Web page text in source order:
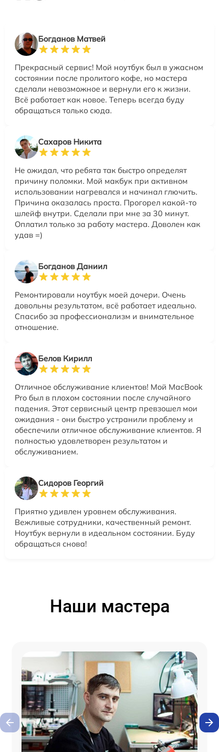
Богданов Матвей
Прекрасный сервис! Мой ноутбук был в ужасном
состоянии после пролитого кофе, но мастера
сделали невозможное и вернули его к жизни.
Всё работает как новое. Теперь всегда буду
обращаться только сюда.
Сахаров Никита
Не ожидал, что ребята так быстро определят
причину поломки. Мой макбук при активном
использовании нагревался и начинал глючить.
Причина оказалась проста. Прогорел какой-то
шлейф внутри. Сделали при мне за 30 минут.
Оплатил только за работу мастера. Доволен как
удав =)
Богданов Даниил
Ремонтировали ноутбук моей дочери. Очень
довольны результатом, всё работает идеально.
Спасибо за профессионализм и внимательное
отношение.
Белов Кирилл
Отличное обслуживание клиентов! Мой MacBook
Pro был в плохом состоянии после случайного
падения. Этот сервисный центр превзошел мои
ожидания - они быстро устранили проблему и
обеспечили отличное обслуживание клиентов. Я
полностью удовлетворен результатом и
обслуживанием.
Сидоров Георгий
Приятно удивлен уровнем обслуживания.
Вежливые сотрудники, качественный ремонт.
Ноутбук вернули в идеальном состоянии. Буду
обращаться снова!
Наши мастера